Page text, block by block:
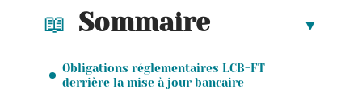
Sommaire
Obligations réglementaires LCB-FT
derrière la mise à jour bancaire